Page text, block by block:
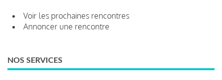
Voir les prochaines rencontres
Annoncer une rencontre
NOS SERVICES